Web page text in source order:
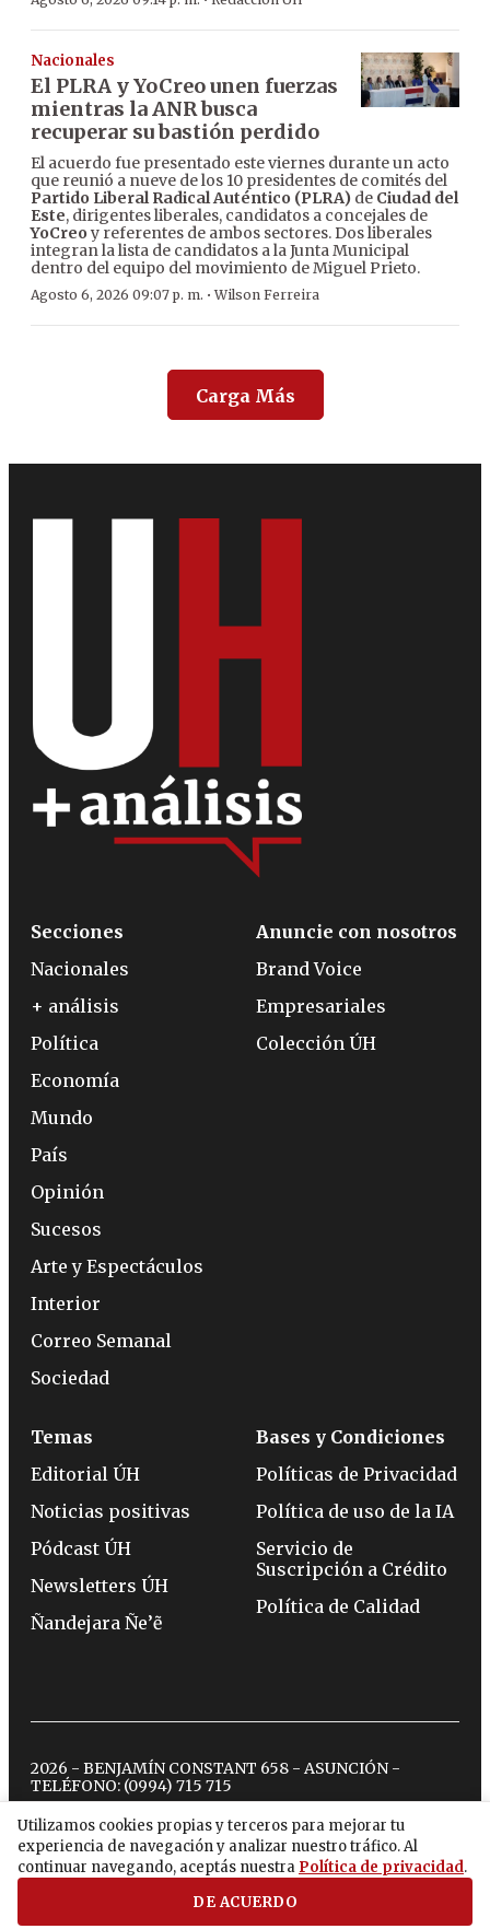
Nacionales
El PLRA y YoCreo unen fuerzas
mientras la ANR busca
recuperar su bastión perdido
El acuerdo fue presentado este viernes durante un acto
que reunió a nueve de los 10 presidentes de comités del
Partido Liberal Radical Auténtico (PLRA) de Ciudad del
Este, dirigentes liberales, candidatos a concejales de
YoCreo y referentes de ambos sectores. Dos liberales
integran la lista de candidatos a la Junta Municipal
dentro del equipo del movimiento de Miguel Prieto.
Agosto 6, 2026 09:07 p. m. ·Wilson Ferreira
Carga Más
Utilizamos cookies propias y terceros para mejorar tu
experiencia de navegación y analizar nuestro tráfico. Al
continuar navegando, aceptás nuestra Política de privacidad.
DE ACUERDO
Secciones
Nacionales
+ análisis
Política
Economía
Mundo
País
Opinión
Sucesos
Arte y Espectáculos
Interior
Correo Semanal
Sociedad
Anuncie con nosotros
Brand Voice
Empresariales
Colección ÚH
Temas
Editorial ÚH
Noticias positivas
Pódcast ÚH
Newsletters ÚH
Ñandejara Ñe’ẽ
Bases y Condiciones
Políticas de Privacidad
Política de uso de la IA
Servicio de
Suscripción a Crédito
Política de Calidad
2026 - BENJAMÍN CONSTANT 658 - ASUNCIÓN -
TELÉFONO: (0994) 715 715
twitterinstagram
facebook
tiktokyoutubespotify